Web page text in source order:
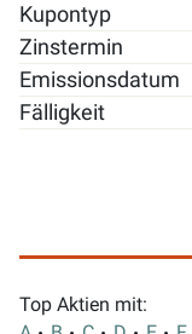
Kupontyp
Zinstermin
Emissionsdatum
Fälligkeit
Top Aktien mit: